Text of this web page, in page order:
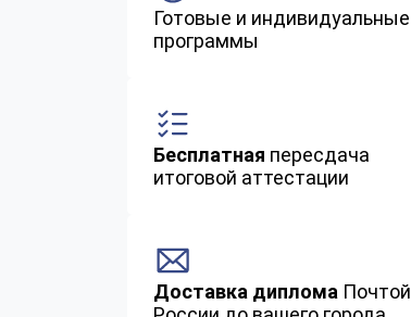
Готовые и индивидуальные
программы
Бесплатная пересдача
итоговой аттестации
Доставка диплома Почтой